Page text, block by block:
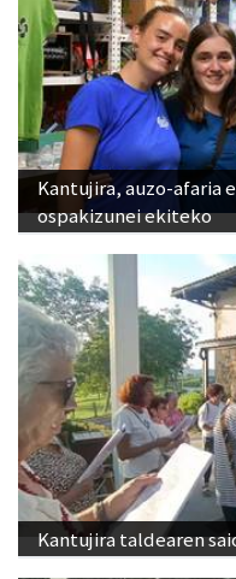
Kantujira, auzo-afaria
ospakizunei ekiteko
Kantujira taldearen